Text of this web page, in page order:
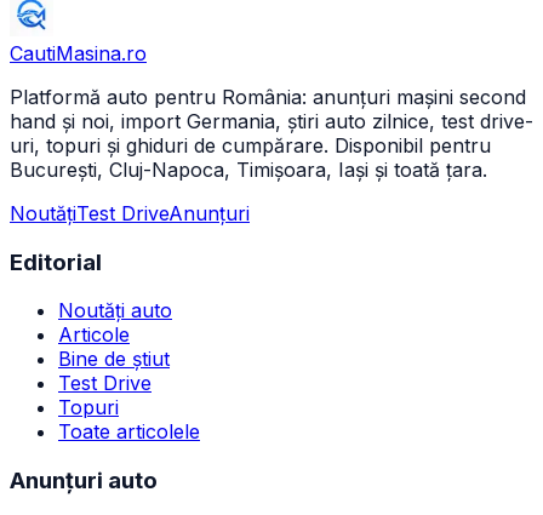
CautiMasina.ro
Platformă auto pentru România: anunțuri mașini second
hand și noi, import Germania, știri auto zilnice, test drive-
uri, topuri și ghiduri de cumpărare. Disponibil pentru
București, Cluj-Napoca, Timișoara, Iași și toată țara.
NoutățiTest DriveAnunțuri
Editorial
Noutăți auto
Articole
Bine de știut
Test Drive
Topuri
Toate articolele
Anunțuri auto